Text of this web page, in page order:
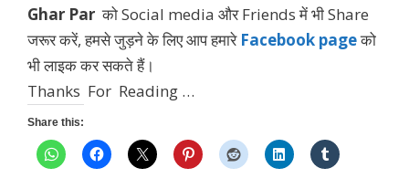
Ghar Par को Social media और Friends में भी Share
जरूर करें, हमसे जुड़ने के लिए आप हमारे Facebook pageको
भी लाइक कर सकते हैं।
Thanks For Reading …
Share this: